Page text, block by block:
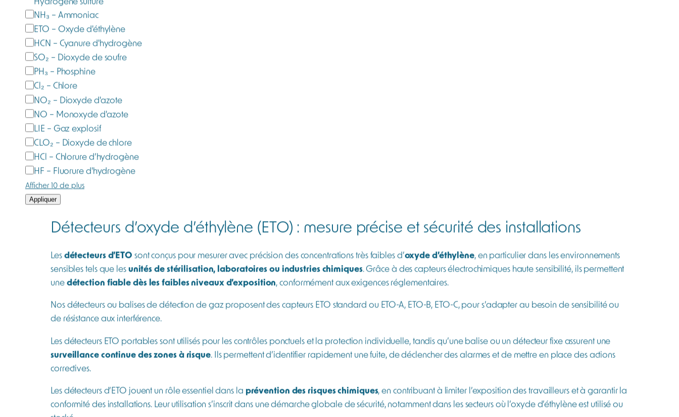
e
s
u
r
é
Hydrogène sulfuré
NH₃ – Ammoniac
ETO – Oxyde d'éthylène
HCN – Cyanure d'hydrogène
SO₂ – Dioxyde de soufre
PH₃ – Phosphine
Cl₂ – Chlore
NO₂ – Dioxyde d'azote
NO – Monoxyde d'azote
LIE – Gaz explosif
CLO₂ – Dioxyde de chlore
HCl – Chlorure d’hydrogène
HF – Fluorure d'hydrogène
Afficher 10 de plus
Appliquer
Détecteurs d’oxyde d’éthylène (ETO) : mesure précise et sécurité des installations
Les détecteurs d’ETO sont conçus pour mesurer avec précision des concentrations très faibles d’ oxyde d’éthylène, en particulier dans les environnements
sensibles tels que les unités de stérilisation, laboratoires ou industries chimiques. Grâce à des capteurs électrochimiques haute sensibilité, ils permettent
une détection fiable dès les faibles niveaux d’exposition, conformément aux exigences réglementaires.
Nos détecteurs ou balises de détection de gaz proposent des capteurs ETO standard ou ETO-A, ETO-B, ETO-C, pour s’adapter au besoin de sensibilité ou
de résistance aux interférence.
Les détecteurs ETO portables sont utilisés pour les contrôles ponctuels et la protection individuelle, tandis qu’une balise ou un détecteur fixe assurent une
surveillance continue des zones à risque. Ils permettent d’identifier rapidement une fuite, de déclencher des alarmes et de mettre en place des actions
correctives.
Les détecteurs d’ETO jouent un rôle essentiel dans la prévention des risques chimiques, en contribuant à limiter l’exposition des travailleurs et à garantir la
conformité des installations. Leur utilisation s’inscrit dans une démarche globale de sécurité, notamment dans les secteurs où l’oxyde d’éthylène est utilisé ou